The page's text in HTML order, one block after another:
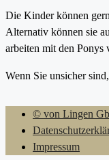
Die Kinder können
Alternativ können sie
arbeiten mit den Ponys
Wenn Sie unsicher
© von Lingen
Impressum